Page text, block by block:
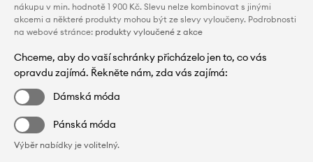
nákupu v min. hodnotě 1 900 Kč. Slevu nelze kombinovat s jinými
akcemi a některé produkty mohou být ze slevy vyloučeny. Podrobnosti
na webové stránce: produkty vyloučené z akce
Chceme, aby do vaší schránky přicházelo jen to, co vás
opravdu zajímá. Řekněte nám, zda vás zajímá:
Dámská móda
Pánská móda
Výběr nabídky je volitelný.